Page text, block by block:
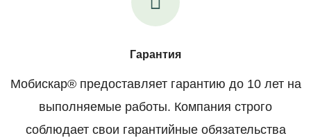
Гарантия
Мобискар® предоставляет гарантию до 10 лет на
выполняемые работы. Компания строго
соблюдает свои гарантийные обязательства